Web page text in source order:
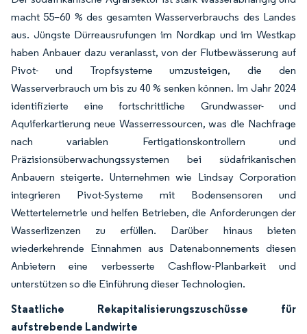
macht 55–60 % des gesamten Wasserverbrauchs des Landes
aus. Jüngste Dürreausrufungen im Nordkap und im Westkap
haben Anbauer dazu veranlasst, von der Flutbewässerung auf
Pivot- und Tropfsysteme umzusteigen, die den
Wasserverbrauch um bis zu 40 % senken können. Im Jahr 2024
identifizierte eine fortschrittliche Grundwasser- und
Aquiferkartierung neue Wasserressourcen, was die Nachfrage
nach variablen Fertigationskontrollern und
Präzisionsüberwachungssystemen bei südafrikanischen
Anbauern steigerte. Unternehmen wie Lindsay Corporation
integrieren Pivot-Systeme mit Bodensensoren und
Wettertelemetrie und helfen Betrieben, die Anforderungen der
Wasserlizenzen zu erfüllen. Darüber hinaus bieten
wiederkehrende Einnahmen aus Datenabonnements diesen
Anbietern eine verbesserte Cashflow-Planbarkeit und
unterstützen so die Einführung dieser Technologien.
Staatliche Rekapitalisierungszuschüsse für
aufstrebende Landwirte